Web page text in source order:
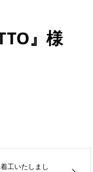
』様
工いたしまし